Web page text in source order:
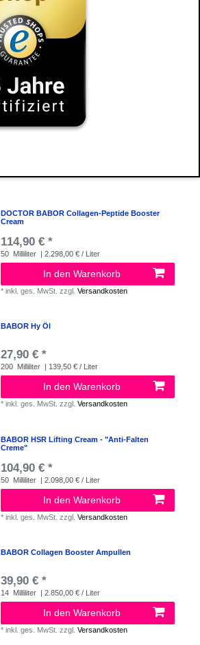
DOCTOR BABOR Collagen-Peptide Booster
Cream
114,90 € *
50 Milliliter | 2.298,00 € / Liter
In den Warenkorb
*inkl. ges. MwSt. zzgl.Versandkosten
BABOR Hy Öl
27,90 € *
200 Milliliter | 139,50 € / Liter
In den Warenkorb
*inkl. ges. MwSt. zzgl.Versandkosten
BABOR HSR Lifting Cream - "Anti-Falten
Creme"
104,90 € *
50 Milliliter | 2.098,00 € / Liter
In den Warenkorb
*inkl. ges. MwSt. zzgl.Versandkosten
BABOR Collagen Booster Ampullen
39,90 € *
14 Milliliter | 2.850,00 € / Liter
In den Warenkorb
*inkl. ges. MwSt. zzgl.Versandkosten